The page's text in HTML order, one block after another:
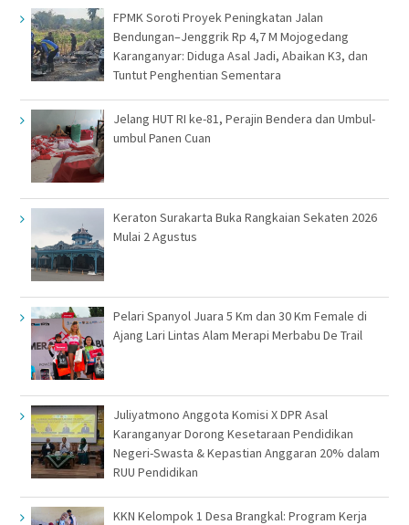
FPMK Soroti Proyek Peningkatan Jalan
Bendungan–Jenggrik Rp 4,7 M Mojogedang
Karanganyar: Diduga Asal Jadi, Abaikan K3, dan
Tuntut Penghentian Sementara
Jelang HUT RI ke-81, Perajin Bendera dan Umbul-
umbul Panen Cuan
Keraton Surakarta Buka Rangkaian Sekaten 2026
Mulai 2 Agustus
Pelari Spanyol Juara 5 Km dan 30 Km Female di
Ajang Lari Lintas Alam Merapi Merbabu De Trail
Juliyatmono Anggota Komisi X DPR Asal
Karanganyar Dorong Kesetaraan Pendidikan
Negeri-Swasta & Kepastian Anggaran 20% dalam
RUU Pendidikan
KKN Kelompok 1 Desa Brangkal: Program Kerja